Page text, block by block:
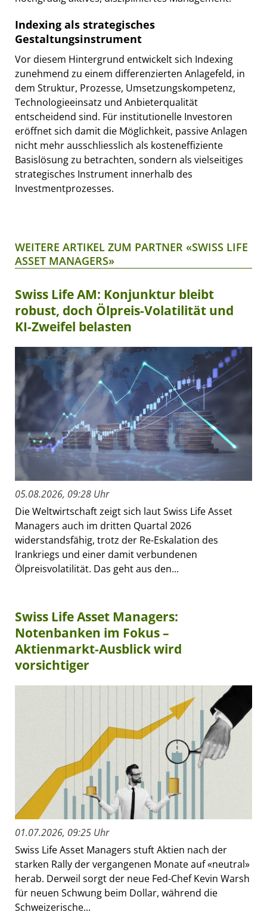
Indexing als strategisches
Gestaltungsinstrument
Vor diesem Hintergrund entwickelt sich Indexing
zunehmend zu einem differenzierten Anlagefeld, in
dem Struktur, Prozesse, Umsetzungskompetenz,
Technologieeinsatz und Anbieterqualität
entscheidend sind. Für institutionelle Investoren
eröffnet sich damit die Möglichkeit, passive Anlagen
nicht mehr ausschliesslich als kosteneffiziente
Basislösung zu betrachten, sondern als vielseitiges
strategisches Instrument innerhalb des
Investmentprozesses.
WEITERE ARTIKEL ZUM PARTNER «SWISS LIFE
ASSET MANAGERS»
Swiss Life AM: Konjunktur bleibt
robust, doch Ölpreis-Volatilität und
KI-Zweifel belasten
05.08.2026, 09:28 Uhr
Die Weltwirtschaft zeigt sich laut Swiss Life Asset
Managers auch im dritten Quartal 2026
widerstandsfähig, trotz der Re-Eskalation des
Irankriegs und einer damit verbundenen
Ölpreisvolatilität. Das geht aus den...
Swiss Life Asset Managers:
Notenbanken im Fokus –
Aktienmarkt-Ausblick wird
vorsichtiger
01.07.2026, 09:25 Uhr
Swiss Life Asset Managers stuft Aktien nach der
starken Rally der vergangenen Monate auf «neutral»
herab. Derweil sorgt der neue Fed-Chef Kevin Warsh
für neuen Schwung beim Dollar, während die
Schweizerische...